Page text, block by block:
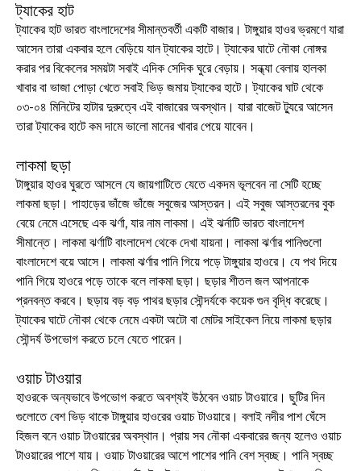
ট্যাকের হাট
ট্যাকের হাট ভারত বাংলাদেশের সীমান্তবর্তী একটি বাজার। টাঙ্গুয়ার হাওর ভ্রমণে যারা
আসেন তারা একবার হলে বেড়িয়ে যান ট্যাকের হাটে। ট্যাকের ঘাটে নৌকা নোঙ্গর
করার পর বিকেলের সময়টা সবাই এদিক সেদিক ঘুরে বেড়ায়। সন্ধ্যা বেলায় হালকা
খাবার বা ভাজা পোড়া খেতে সবাই ভিড় জমায় ট্যাকের হাটে। ট্যাকের ঘাট থেকে
০৩-০৪ মিনিটের হাটার দুরুত্বে এই বাজারের অবস্থান। যারা বাজেট ট্যুরে আসেন
তারা ট্যাকের হাটে কম দামে ভালো মানের খাবার পেয়ে যাবেন।
লাকমা ছড়া
টাঙ্গুয়ার হাওর ঘুরতে আসলে যে জায়গাটিতে যেতে একদম ভূলবেন না সেটি হচ্ছে
লাকমা ছড়া। পাহাড়ের ভাঁজে ভাঁজে সবুজের আস্তরন। এই সবুজ আস্তরনের বুক
বেয়ে নেমে এসেছে এক ঝর্ণা, যার নাম লাকমা। এই ঝর্নাটি ভারত বাংলাদেশ
সীমান্তে। লাকমা ঝর্ণাটি বাংলাদেশ থেকে দেখা যায়না। লাকমা ঝর্ণার পানিগুলো
বাংলাদেশে বয়ে আসে। লাকমা ঝর্ণার পানি গিয়ে পড়ে টাঙ্গুয়ার হাওরে। যে পথ দিয়ে
পানি গিয়ে হাওরে পড়ে তাকে বলে লাকমা ছড়া। ছড়ার শীতল জল আপনাকে
প্রনবন্ত করবে। ছড়ায় বড় বড় পাথর ছড়ার সৌন্দর্যকে কয়েক গুন বৃদ্ধি করেছে।
ট্যাকের ঘাটে নৌকা থেকে নেমে একটা অটো বা মোটর সাইকেল নিয়ে লাকমা ছড়ার
সৌন্দর্য উপভোগ করতে চলে যেতে পারেন।
ওয়াচ টাওয়ার
হাওরকে অন্যভাবে উপভোগ করতে অবশ্যই উঠবেন ওয়াচ টাওয়ারে। ছুটির দিন
গুলোতে বেশ ভিড় থাকে টাঙ্গুয়ার হাওরের ওয়াচ টাওয়ারে। বলাই নদীর পাশ ঘেঁসে
হিজল বনে ওয়াচ টাওয়ারের অবস্থান। প্রায় সব নৌকা একবারের জন্য হলেও ওয়াচ
টাওয়ারের পাশে যায়। ওয়াচ টাওয়ারের আশে পাশের পানি বেশ স্বচ্ছ। পানি স্বচ্ছ